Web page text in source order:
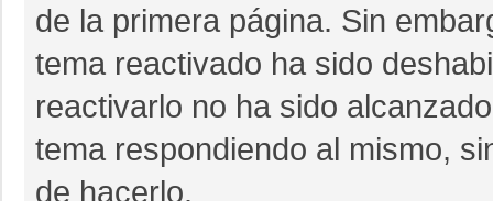
de la primera página. Sin
tema reactivado ha sido
reactivarlo no ha sido
tema respondiendo al mismo,
de hacerlo.